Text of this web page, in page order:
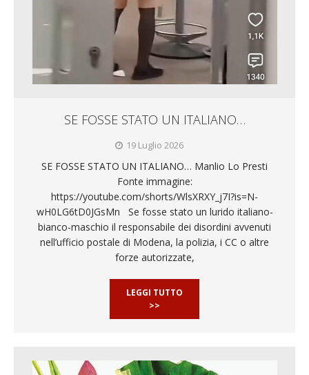
SE FOSSE STATO UN ITALIANO…
19 Luglio 2026
SE FOSSE STATO UN ITALIANO… Manlio Lo Presti
Fonte immagine:
https://youtube.com/shorts/WlsXRXY_j7I?is=N-
wH0LG6tD0JGsMn Se fosse stato un lurido italiano-
bianco-maschio il responsabile dei disordini avvenuti
nell’ufficio postale di Modena, la polizia, i CC o altre
forze autorizzate,
LEGGI TUTTO
>>